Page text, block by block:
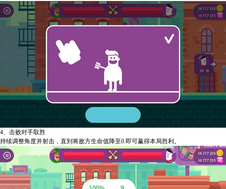
4、击败对手取胜
持续调整角度并射击，直到将敌方生命值降至0.即可赢得本局胜利。